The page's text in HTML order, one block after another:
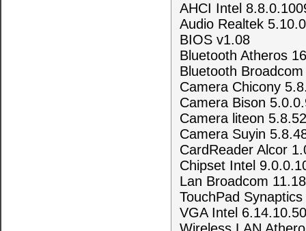
AHCI Intel
Audio Realtek
BIOS v1.08
Bluetooth Atheros
Bluetooth
Camera Chicony
Camera Bison
Camera liteon
Camera Suyin
CardReader Alcor
Chipset Intel
Lan Broadcom
TouchPad
VGA Intel